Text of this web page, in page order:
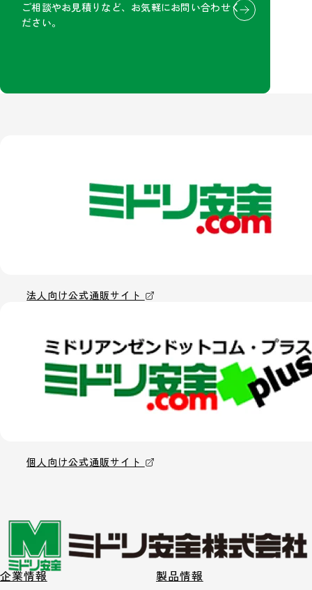
ご相談やお見積りなど、お気軽にお問い合わせく
ださい。
法人向け公式通販サイト
個人向け公式通販サイト
企業情報 製品情報